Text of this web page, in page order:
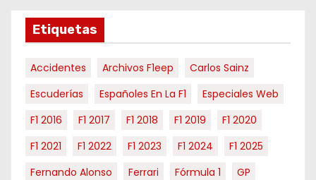
s
Etiquetas
Accidentes Archivos F1eep
Carlos Sainz
Escuderías
Españoles En La F1
Especiales Web
F1 2016
F1 2017 F1 2018 F1 2019
F1 2020
F1 2021
F1 2022 F1 2023 F1 2024
F1 2025
Fernando Alonso
Ferrari Fórmula 1
GP